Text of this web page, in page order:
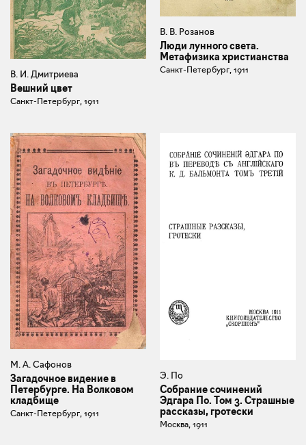
В. И. Дмитриева
Вешний цвет
Санкт-Петербург, 1911
В. В. Розанов
Люди лунного света.
Метафизика христианства
Санкт-Петербург, 1911
М. А. Сафонов
Загадочное видение в
Петербурге. На Волковом
кладбище
Санкт-Петербург, 1911
Э. По
Собрание сочинений
Эдгара По. Том 3. Страшные
рассказы, гротески
Москва, 1911